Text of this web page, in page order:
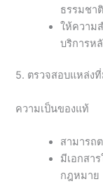
ธรรมชาติ
ให้ความ
บริการห
5. ตรวจสอบแหล่ง
ความเป็นของแท้
สามารถ
มีเอกสา
กฎหมาย